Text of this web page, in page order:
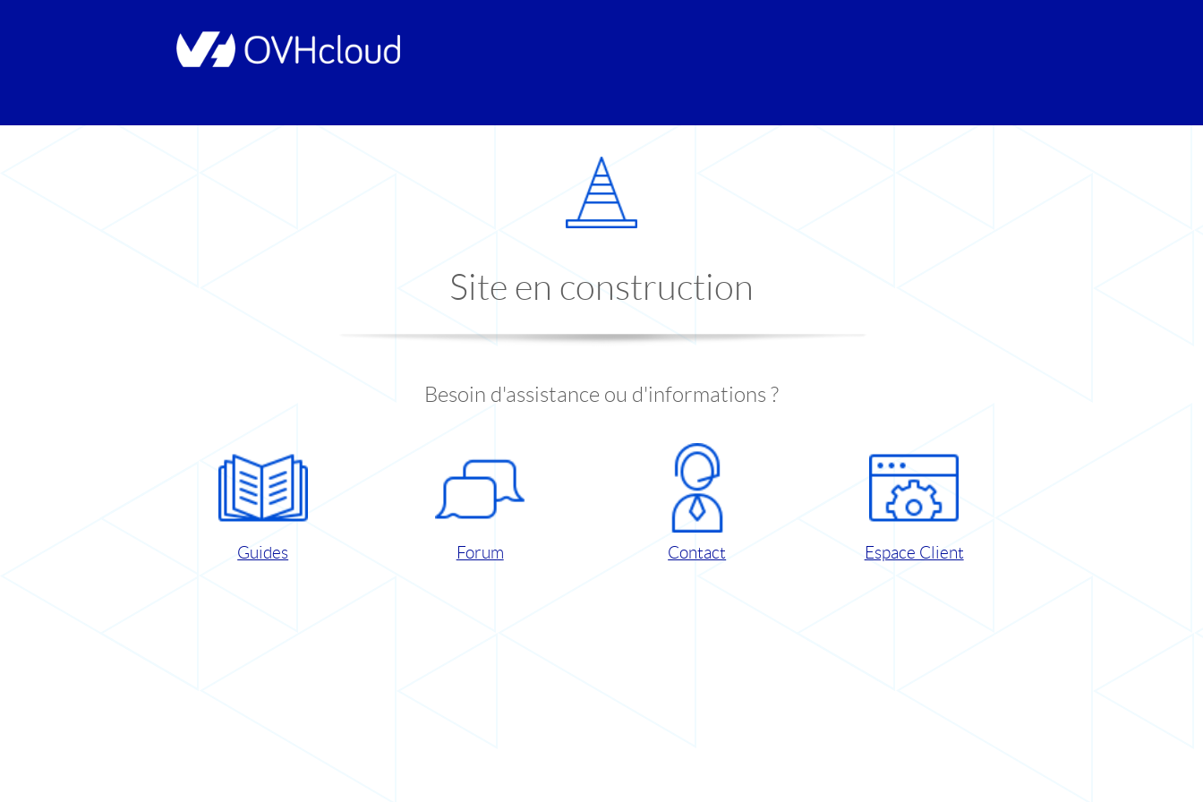
Site en construction
Besoin d'assistance ou d'informations ?
Guides Forum Contact Espace Client